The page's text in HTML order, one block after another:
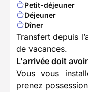
Petit-déjeuner
Déjeuner
Dîner
Transfert depuis
de vacances.
L'arrivée doit
Vous vous
prenez